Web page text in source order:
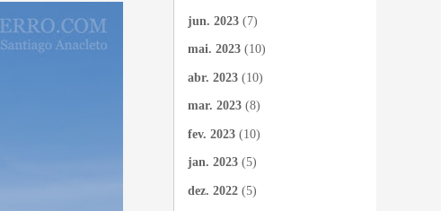
jun. 2023 (7)
mai. 2023 (10)
abr. 2023 (10)
mar. 2023 (8)
fev. 2023 (10)
jan. 2023 (5)
dez. 2022 (5)